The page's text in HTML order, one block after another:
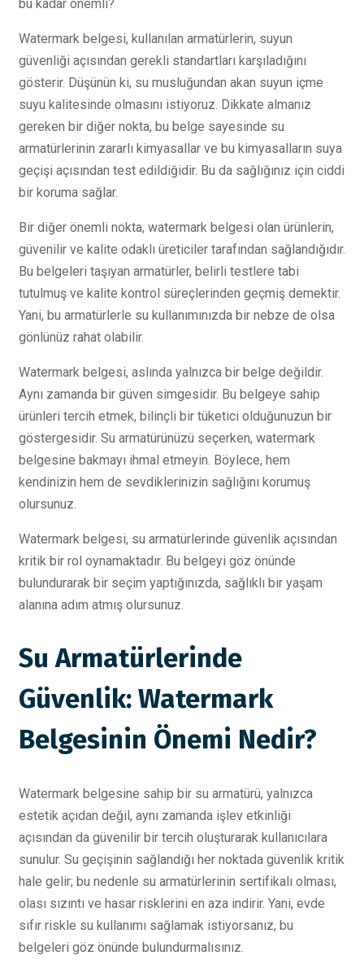
bu kadar önemli?
Watermark belgesi, kullanılan armatürlerin, suyun
güvenliği açısından gerekli standartları karşıladığını
gösterir. Düşünün ki, su musluğundan akan suyun içme
suyu kalitesinde olmasını istiyoruz. Dikkate almanız
gereken bir diğer nokta, bu belge sayesinde su
armatürlerinin zararlı kimyasallar ve bu kimyasalların suya
geçişi açısından test edildiğidir. Bu da sağlığınız için ciddi
bir koruma sağlar.
Bir diğer önemli nokta, watermark belgesi olan ürünlerin,
güvenilir ve kalite odaklı üreticiler tarafından sağlandığıdır.
Bu belgeleri taşıyan armatürler, belirli testlere tabi
tutulmuş ve kalite kontrol süreçlerinden geçmiş demektir.
Yani, bu armatürlerle su kullanımınızda bir nebze de olsa
gönlünüz rahat olabilir.
Watermark belgesi, aslında yalnızca bir belge değildir.
Aynı zamanda bir güven simgesidir. Bu belgeye sahip
ürünleri tercih etmek, bilinçli bir tüketici olduğunuzun bir
göstergesidir. Su armatürünüzü seçerken, watermark
belgesine bakmayı ihmal etmeyin. Böylece, hem
kendinizin hem de sevdiklerinizin sağlığını korumuş
olursunuz.
Watermark belgesi, su armatürlerinde güvenlik açısından
kritik bir rol oynamaktadır. Bu belgeyi göz önünde
bulundurarak bir seçim yaptığınızda, sağlıklı bir yaşam
alanına adım atmış olursunuz.
Su Armatürlerinde
Güvenlik: Watermark
Belgesinin Önemi Nedir?
Watermark belgesine sahip bir su armatürü, yalnızca
estetik açıdan değil, aynı zamanda işlev etkinliği
açısından da güvenilir bir tercih oluşturarak kullanıcılara
sunulur. Su geçişinin sağlandığı her noktada güvenlik kritik
hale gelir; bu nedenle su armatürlerinin sertifikalı olması,
olası sızıntı ve hasar risklerini en aza indirir. Yani, evde
sıfır riskle su kullanımı sağlamak istiyorsanız, bu
belgeleri göz önünde bulundurmalısınız.